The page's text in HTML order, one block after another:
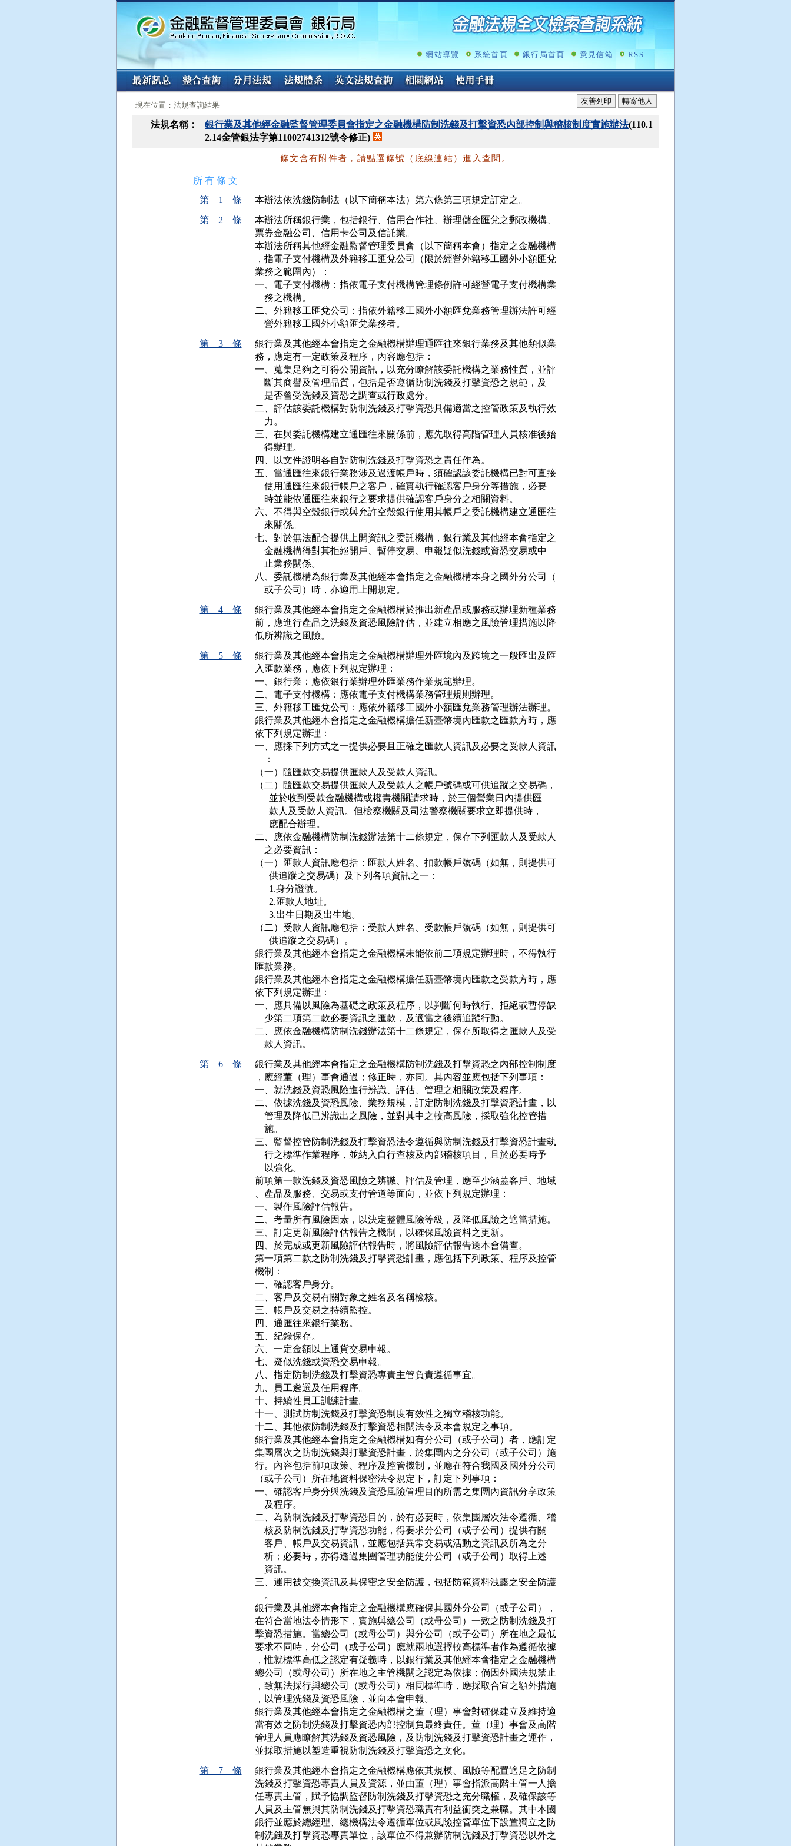
跳
容
網站導覽 系統首頁 銀行局首頁 意見信箱 RSS
:::
現在位置：法規查詢結果 友善列印 轉寄他人
法規名稱： 銀行業及其他經金融監督管理委員會指定之金融機構防制洗錢及打擊資恐內部控制與稽核制度實施辦法(110.1
2.14金管銀法字第11002741312號令修正)
條文含有附件者，請點選條號（底線連結）進入查閱。
所 有 條 文
第 1 條
本辦法依洗錢防制法（以下簡稱本法）第六條第三項規定訂定之。
第 2 條
本辦法所稱銀行業，包括銀行、信用合作社、辦理儲金匯兌之郵政機構、
票券金融公司、信用卡公司及信託業。
本辦法所稱其他經金融監督管理委員會（以下簡稱本會）指定之金融機構
，指電子支付機構及外籍移工匯兌公司（限於經營外籍移工國外小額匯兌
業務之範圍內）：
一、電子支付機構：指依電子支付機構管理條例許可經營電子支付機構業
    務之機構。
二、外籍移工匯兌公司：指依外籍移工國外小額匯兌業務管理辦法許可經
    營外籍移工國外小額匯兌業務者。
第 3 條
銀行業及其他經本會指定之金融機構辦理通匯往來銀行業務及其他類似業
務，應定有一定政策及程序，內容應包括：
一、蒐集足夠之可得公開資訊，以充分瞭解該委託機構之業務性質，並評
    斷其商譽及管理品質，包括是否遵循防制洗錢及打擊資恐之規範，及
    是否曾受洗錢及資恐之調查或行政處分。
二、評估該委託機構對防制洗錢及打擊資恐具備適當之控管政策及執行效
    力。
三、在與委託機構建立通匯往來關係前，應先取得高階管理人員核准後始
    得辦理。
四、以文件證明各自對防制洗錢及打擊資恐之責任作為。
五、當通匯往來銀行業務涉及過渡帳戶時，須確認該委託機構已對可直接
    使用通匯往來銀行帳戶之客戶，確實執行確認客戶身分等措施，必要
    時並能依通匯往來銀行之要求提供確認客戶身分之相關資料。
六、不得與空殼銀行或與允許空殼銀行使用其帳戶之委託機構建立通匯往
    來關係。
七、對於無法配合提供上開資訊之委託機構，銀行業及其他經本會指定之
    金融機構得對其拒絕開戶、暫停交易、申報疑似洗錢或資恐交易或中
    止業務關係。
八、委託機構為銀行業及其他經本會指定之金融機構本身之國外分公司（
    或子公司）時，亦適用上開規定。
第 4 條
銀行業及其他經本會指定之金融機構於推出新產品或服務或辦理新種業務
前，應進行產品之洗錢及資恐風險評估，並建立相應之風險管理措施以降
低所辨識之風險。
第 5 條
銀行業及其他經本會指定之金融機構辦理外匯境內及跨境之一般匯出及匯
入匯款業務，應依下列規定辦理：
一、銀行業：應依銀行業辦理外匯業務作業規範辦理。
二、電子支付機構：應依電子支付機構業務管理規則辦理。
三、外籍移工匯兌公司：應依外籍移工國外小額匯兌業務管理辦法辦理。
銀行業及其他經本會指定之金融機構擔任新臺幣境內匯款之匯款方時，應
依下列規定辦理：
一、應採下列方式之一提供必要且正確之匯款人資訊及必要之受款人資訊
    ：
（一）隨匯款交易提供匯款人及受款人資訊。
（二）隨匯款交易提供匯款人及受款人之帳戶號碼或可供追蹤之交易碼，
      並於收到受款金融機構或權責機關請求時，於三個營業日內提供匯
      款人及受款人資訊。但檢察機關及司法警察機關要求立即提供時，
      應配合辦理。
二、應依金融機構防制洗錢辦法第十二條規定，保存下列匯款人及受款人
    之必要資訊：
（一）匯款人資訊應包括：匯款人姓名、扣款帳戶號碼（如無，則提供可
      供追蹤之交易碼）及下列各項資訊之一：
      1.身分證號。
      2.匯款人地址。
      3.出生日期及出生地。
（二）受款人資訊應包括：受款人姓名、受款帳戶號碼（如無，則提供可
      供追蹤之交易碼）。
銀行業及其他經本會指定之金融機構未能依前二項規定辦理時，不得執行
匯款業務。
銀行業及其他經本會指定之金融機構擔任新臺幣境內匯款之受款方時，應
依下列規定辦理：
一、應具備以風險為基礎之政策及程序，以判斷何時執行、拒絕或暫停缺
    少第二項第二款必要資訊之匯款，及適當之後續追蹤行動。
二、應依金融機構防制洗錢辦法第十二條規定，保存所取得之匯款人及受
    款人資訊。
第 6 條
銀行業及其他經本會指定之金融機構防制洗錢及打擊資恐之內部控制制度
，應經董（理）事會通過；修正時，亦同。其內容並應包括下列事項：
一、就洗錢及資恐風險進行辨識、評估、管理之相關政策及程序。
二、依據洗錢及資恐風險、業務規模，訂定防制洗錢及打擊資恐計畫，以
    管理及降低已辨識出之風險，並對其中之較高風險，採取強化控管措
    施。
三、監督控管防制洗錢及打擊資恐法令遵循與防制洗錢及打擊資恐計畫執
    行之標準作業程序，並納入自行查核及內部稽核項目，且於必要時予
    以強化。
前項第一款洗錢及資恐風險之辨識、評估及管理，應至少涵蓋客戶、地域
、產品及服務、交易或支付管道等面向，並依下列規定辦理：
一、製作風險評估報告。
二、考量所有風險因素，以決定整體風險等級，及降低風險之適當措施。
三、訂定更新風險評估報告之機制，以確保風險資料之更新。
四、於完成或更新風險評估報告時，將風險評估報告送本會備查。
第一項第二款之防制洗錢及打擊資恐計畫，應包括下列政策、程序及控管
機制：
一、確認客戶身分。
二、客戶及交易有關對象之姓名及名稱檢核。
三、帳戶及交易之持續監控。
四、通匯往來銀行業務。
五、紀錄保存。
六、一定金額以上通貨交易申報。
七、疑似洗錢或資恐交易申報。
八、指定防制洗錢及打擊資恐專責主管負責遵循事宜。
九、員工遴選及任用程序。
十、持續性員工訓練計畫。
十一、測試防制洗錢及打擊資恐制度有效性之獨立稽核功能。
十二、其他依防制洗錢及打擊資恐相關法令及本會規定之事項。
銀行業及其他經本會指定之金融機構如有分公司（或子公司）者，應訂定
集團層次之防制洗錢與打擊資恐計畫，於集團內之分公司（或子公司）施
行。內容包括前項政策、程序及控管機制，並應在符合我國及國外分公司
（或子公司）所在地資料保密法令規定下，訂定下列事項：
一、確認客戶身分與洗錢及資恐風險管理目的所需之集團內資訊分享政策
    及程序。
二、為防制洗錢及打擊資恐目的，於有必要時，依集團層次法令遵循、稽
    核及防制洗錢及打擊資恐功能，得要求分公司（或子公司）提供有關
    客戶、帳戶及交易資訊，並應包括異常交易或活動之資訊及所為之分
    析；必要時，亦得透過集團管理功能使分公司（或子公司）取得上述
    資訊。
三、運用被交換資訊及其保密之安全防護，包括防範資料洩露之安全防護
    。
銀行業及其他經本會指定之金融機構應確保其國外分公司（或子公司），
在符合當地法令情形下，實施與總公司（或母公司）一致之防制洗錢及打
擊資恐措施。當總公司（或母公司）與分公司（或子公司）所在地之最低
要求不同時，分公司（或子公司）應就兩地選擇較高標準者作為遵循依據
，惟就標準高低之認定有疑義時，以銀行業及其他經本會指定之金融機構
總公司（或母公司）所在地之主管機關之認定為依據；倘因外國法規禁止
，致無法採行與總公司（或母公司）相同標準時，應採取合宜之額外措施
，以管理洗錢及資恐風險，並向本會申報。
銀行業及其他經本會指定之金融機構之董（理）事會對確保建立及維持適
當有效之防制洗錢及打擊資恐內部控制負最終責任。董（理）事會及高階
管理人員應瞭解其洗錢及資恐風險，及防制洗錢及打擊資恐計畫之運作，
並採取措施以塑造重視防制洗錢及打擊資恐之文化。
第 7 條
銀行業及其他經本會指定之金融機構應依其規模、風險等配置適足之防制
洗錢及打擊資恐專責人員及資源，並由董（理）事會指派高階主管一人擔
任專責主管，賦予協調監督防制洗錢及打擊資恐之充分職權，及確保該等
人員及主管無與其防制洗錢及打擊資恐職責有利益衝突之兼職。其中本國
銀行並應於總經理、總機構法令遵循單位或風險控管單位下設置獨立之防
制洗錢及打擊資恐專責單位，該單位不得兼辦防制洗錢及打擊資恐以外之